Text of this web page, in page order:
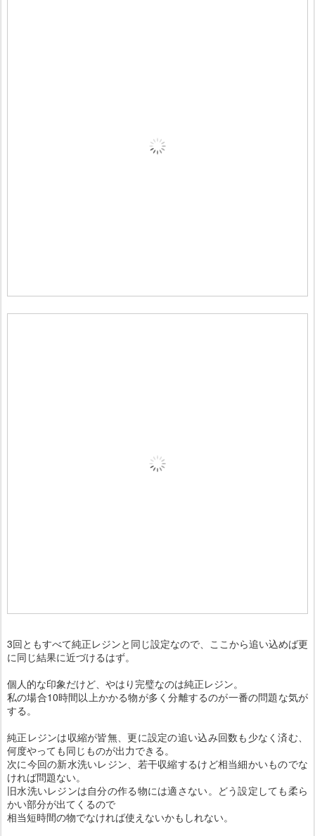
3回ともすべて純正レジンと同じ設定なので、ここから追い込めば更
に同じ結果に近づけるはず。
個人的な印象だけど、やはり完璧なのは純正レジン。
私の場合10時間以上かかる物が多く分離するのが一番の問題な気が
する。
純正レジンは収縮が皆無、更に設定の追い込み回数も少なく済む、
何度やっても同じものが出力できる。
次に今回の新水洗いレジン、若干収縮するけど相当細かいものでな
ければ問題ない。
旧水洗いレジンは自分の作る物には適さない。どう設定しても柔ら
かい部分が出てくるので
相当短時間の物でなければ使えないかもしれない。